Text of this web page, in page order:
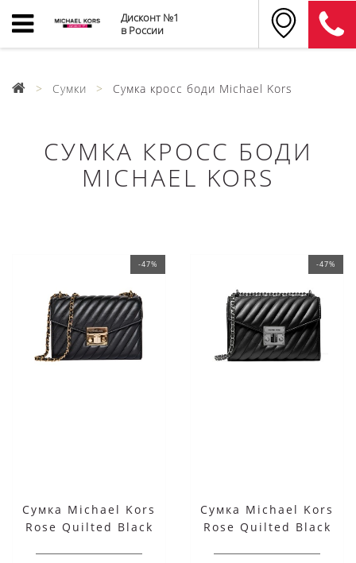
Дисконт №1
в России
Сумки Сумка кросс боди Michael Kors
СУМКА КРОСС БОДИ
MICHAEL KORS
-47%
Сумка Michael Kors
Rose Quilted Black
-47%
Сумка Michael Kors
Rose Quilted Black